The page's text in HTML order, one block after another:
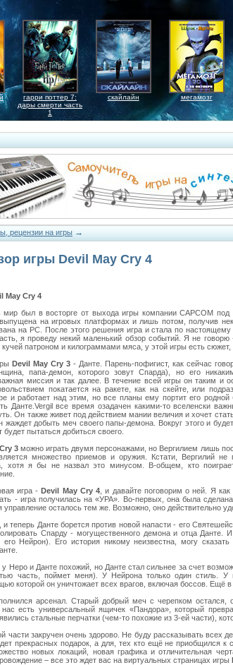
гарри поттер 7:
дары смерти часть
1
скайлайн мегамозг
рецензии на игры →
игры Devil May Cry 4
May Cry 4
мир был в восторге от выхода игры компании CAPCOM
на игровых платформах и лишь потом, получив
на PC. После этого решения игра и стала по
я проведу некий маленький обзор событий. Я не говорю
патроном и килограммами мяса, у этой игры есть сюжет,
Devil May Cry 3 - Данте. Парень-пофигист, как сейчас
папа-демон, которого зовут Спарда), но его
миссия и так далее. В течение всей игры он таким и
покатается на ракете, как на скейте, или
и работает над этим, но все планы ему портит его
Данте.Vergil все время озадачен какими-то вселенски
Он также живет под действием мании величия и хочет
жаждет добыть меч своего папы-демона. Вокруг этого и
пытаться добиться своего.
3можно играть двумя персонажами, но Вергилием лишь
множество приемов и оружия. Кстати, Вергилий не
хотя я бы не назвал это минусом. В-общем, кто
игра -Devil May Cry 4 , и давайте поговорим о ней. Я
- игра получилась на «УРА». Во-первых, она была
управление осталось тем же. Возможно, оно действительно
и теперь Данте борется против новой напасти - его
Спарду - могущественного демона и отца Данте.
Нейрон). Его история никому неизвестна, могу сказать
Неро и Данте похожий, но Данте стал сильнее за счет
часть, поймет меня). У Нейрона только один стиль. У
которой он уничтожает всех врагов, включая боссов. Ещё в
арсенал. Старый добрый меч с черепком остался,
есть универсальный ящичек «Пандора», который
стальные перчатки (чем-то похожие из 3-ей части),
части закручен очень здорово. Не буду рассказывать всех
прекрасных подарок, а для, тех кто ещё не приобщился к
новых локаций, новая графика и отличительная
– все это ждет вас на виртуальных страницах игры